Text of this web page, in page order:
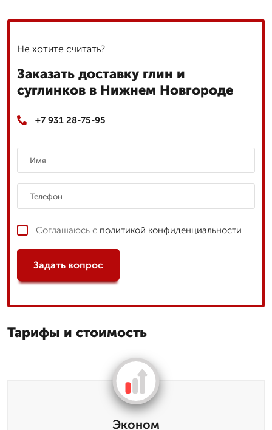
Не хотите считать?
Заказать доставку глин и
суглинков в Нижнем Новгороде
+7 931 28-75-95
Соглашаюсь с политикой конфиденциальности
Задать вопрос
Тарифы и стоимость
Эконом